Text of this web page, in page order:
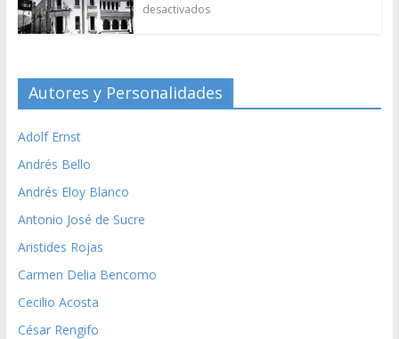
desactivados
Autores y Personalidades
Adolf Ernst
Andrés Bello
Andrés Eloy Blanco
Antonio José de Sucre
Aristides Rojas
Carmen Delia Bencomo
Cecilio Acosta
César Rengifo